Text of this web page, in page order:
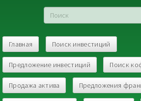
Главная Поиск инвестиций
Предложение инвестиций Поиск
Продажа актива Предложения